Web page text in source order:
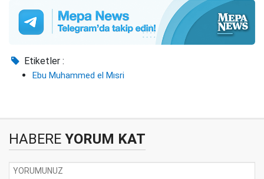
Etiketler :
Ebu Muhammed el Mısri
HABERE YORUM KAT